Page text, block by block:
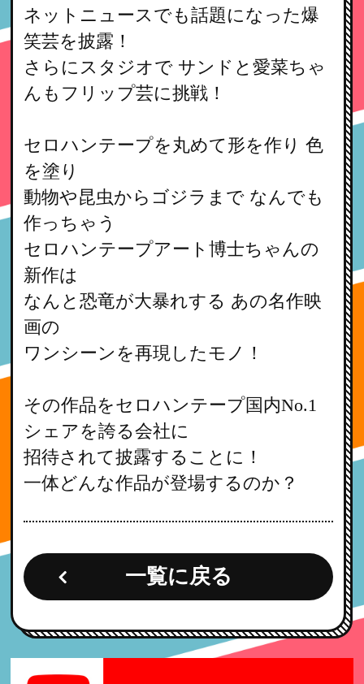
ネットニュースでも話題になった爆
笑芸を披露！
さらにスタジオで サンドと愛菜ちゃ
んもフリップ芸に挑戦！
セロハンテープを丸めて形を作り 色
を塗り
動物や昆虫からゴジラまで なんでも
作っちゃう
セロハンテープアート博士ちゃんの
新作は
なんと恐竜が大暴れする あの名作映
画の
ワンシーンを再現したモノ！
その作品をセロハンテープ国内No.1
シェアを誇る会社に
招待されて披露することに！
一体どんな作品が登場するのか？
一覧に戻る